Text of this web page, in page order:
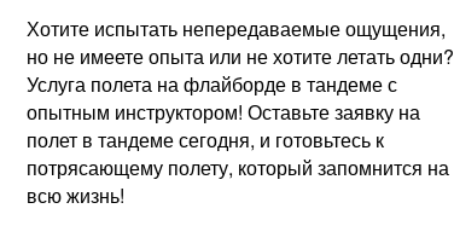
Хотите испытать непередаваемые ощущения,
но не имеете опыта или не хотите летать одни?
Услуга полета на флайборде в тандеме с
опытным инструктором! Оставьте заявку на
полет в тандеме сегодня, и готовьтесь к
потрясающему полету, который запомнится на
всю жизнь!